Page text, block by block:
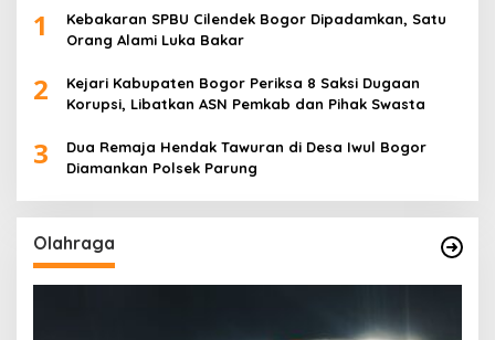
1
Kebakaran SPBU Cilendek Bogor Dipadamkan, Satu
Orang Alami Luka Bakar
2
Kejari Kabupaten Bogor Periksa 8 Saksi Dugaan
Korupsi, Libatkan ASN Pemkab dan Pihak Swasta
3
Dua Remaja Hendak Tawuran di Desa Iwul Bogor
Diamankan Polsek Parung
Olahraga